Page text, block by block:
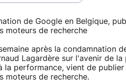
de Google en Belgique,
moteurs de recherche
après la condamnation
Lagardère sur l'avenir de
la performance, vient de
moteurs de recherche.